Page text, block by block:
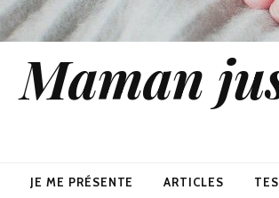
Maman
JE ME PRÉSENTE ARTICLES